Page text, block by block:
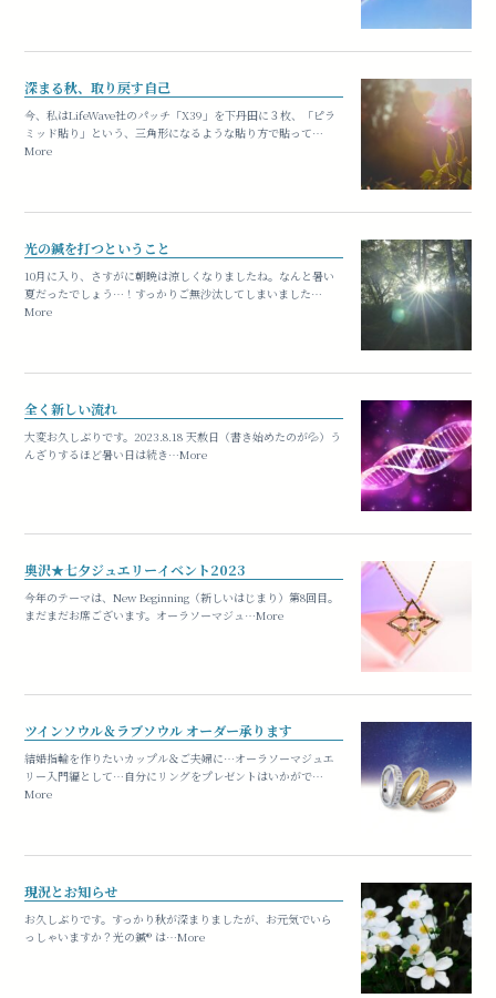
深まる秋、取り戻す自己
今、私はLifeWave社のパッチ「X39」を下丹田に３枚、「ピラ
ミッド貼り」という、三角形になるような貼り方で貼って…
More
光の鍼を打つということ
10月に入り、さすがに朝晩は涼しくなりましたね。なんと暑い
夏だったでしょう…！すっかりご無沙汰してしまいました…
More
全く新しい流れ
大変お久しぶりです。2023.8.18 天赦日（書き始めたのが💦）う
んざりするほど暑い日は続き…More
奥沢★七夕ジュエリーイベント2023
今年のテーマは、New Beginning（新しいはじまり）第8回目。
まだまだお席ございます。オーラソーマジュ…More
ツインソウル＆ラブソウル オーダー承ります
結婚指輪を作りたいカップル＆ご夫婦に…オーラソーマジュエ
リー入門編として…自分にリングをプレゼントはいかがで…
More
現況とお知らせ
お久しぶりです。すっかり秋が深まりましたが、お元気でいら
っしゃいますか？光の鍼®︎ は…More